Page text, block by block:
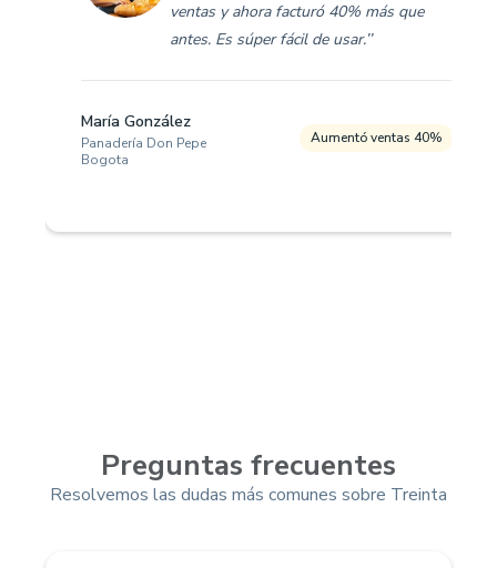
ventas y ahora facturó 40% más que
antes. Es súper fácil de usar.’’
María González
Panadería Don Pepe
Bogota
Aumentó ventas 40%
Preguntas frecuentes
Resolvemos las dudas más comunes sobre Treinta